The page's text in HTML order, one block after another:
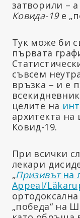
затворили –
Ковида-19е
Тук може би
първата
съвсем
връзка – и е
всекидневник
целите на
архитекта
Ковид-19.
При всички
лекари
„Призивътна
Appeal/
„победа“ на